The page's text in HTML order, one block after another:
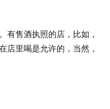
有售酒执照的店，比如，
店里喝是允许的，当然，